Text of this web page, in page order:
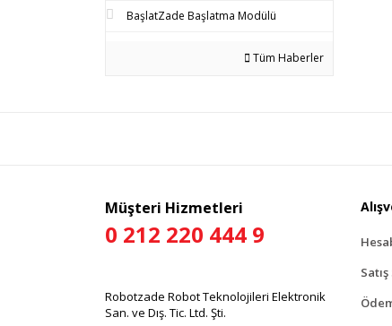
BaşlatZade Başlatma Modülü
Tüm Haberler
Müşteri Hizmetleri
0 212 220 444 9
Robotzade Robot Teknolojileri Elektronik
San. ve Dış. Tic. Ltd. Şti.